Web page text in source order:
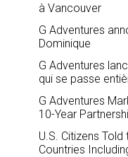
à Vancouver
G Adventures
Dominique
G Adventures
qui se passe
G Adventures
10-Year
U.S. Citizens
Countries